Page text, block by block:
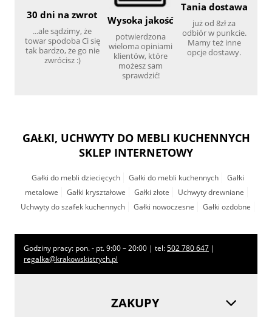
30 dni na zwrot
...ale sądzimy, że
towar spodoba Ci się
tak bardzo, że go nie
zwrócisz :)
Wysoka jakość
potwierdzona
wieloma opiniami
klientów, które
możesz sam
sprawdzić!
Tania dostawa
już od 8zł za
odbiór w punkcie.
Mamy też inne
opcje dostawy.
GAŁKI, UCHWYTY DO MEBLI KUCHENNYCH
SKLEP INTERNETOWY
Gałki do mebli dziecięcych Gałki do mebli kuchennych
Gałki
metalowe
Gałki kryształowe Gałki złote
Uchwyty drewniane
Uchwyty do szafek kuchennych
Gałki nowoczesne Gałki ozdobne
Godziny pracy: pon. - pt. 9:00 – 20:00 | tel:502 780 647 |
regalka@krakowskistrych.pl
ZAKUPY